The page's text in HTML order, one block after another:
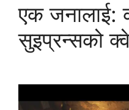
एक जनालाई:
सुइप्रन्सको